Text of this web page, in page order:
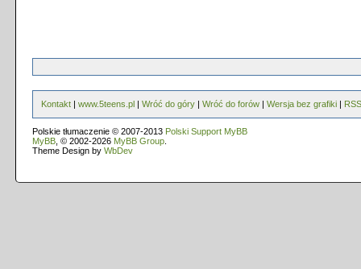
Kontakt | www.5teens.pl | Wróć do góry | Wróć do forów | Wersja bez grafiki | RSS
Polskie tłumaczenie © 2007-2013 Polski Support MyBB
MyBB , © 2002-2026 MyBB Group
Theme Design by WbDev